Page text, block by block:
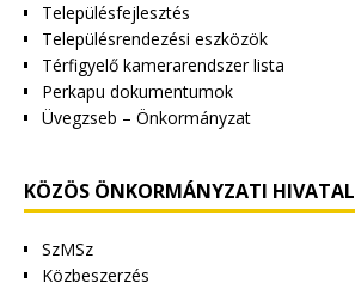
Településfejlesztés
Településrendezési eszközök
Térfigyelő kamerarendszer lista
Perkapu dokumentumok
Üvegzseb – Önkormányzat
KÖZÖS ÖNKORMÁNYZATI HIVATAL
SzMSz
Közbeszerzés